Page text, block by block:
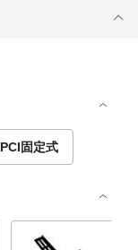
PCI固定式